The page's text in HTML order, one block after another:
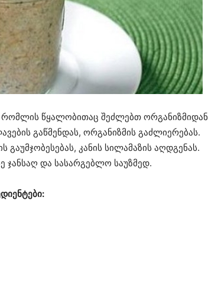
რომლის წყალობითაც შეძლებთ ორგანიზმიდან
გაწმენდას, ორგანიზმის გაძლიერებას.
კანის სილამაზის აღდგენას.
ჯანსაღ და სასარგებლო საუზმედ.